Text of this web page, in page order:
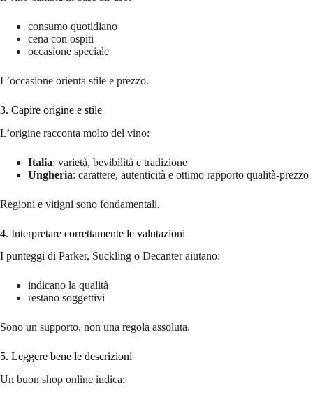
consumo quotidiano
cena con ospiti
occasione speciale
L’occasione orienta stile e prezzo.
3. Capire origine e stile
L’origine racconta molto del vino:
Italia: varietà, bevibilità e tradizione
Ungheria: carattere, autenticità e ottimo rapporto qualità-prezzo
Regioni e vitigni sono fondamentali.
4. Interpretare correttamente le valutazioni
I punteggi di Parker, Suckling o Decanter aiutano:
indicano la qualità
restano soggettivi
Sono un supporto, non una regola assoluta.
5. Leggere bene le descrizioni
Un buon shop online indica: